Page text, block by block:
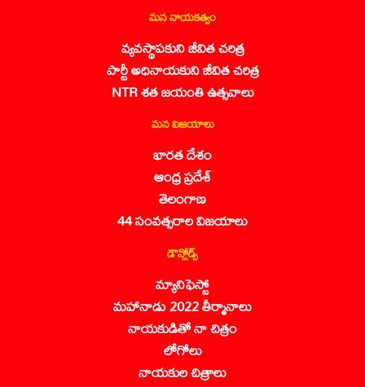
మన నాయకత్వం
వ్యవస్థాపకుని జీవిత చరిత్ర
పార్టీ అధినాయకుని జీవిత చరిత్ర
NTR శత జయంతి ఉత్సవాలు
మన విజయాలు
భారత దేశం
ఆంధ్ర ప్రదేశ్
తెలంగాణ
44 సంవత్సరాల విజయాలు
డౌన్లోడ్స్
మ్యానిఫెస్టో
మహానాడు 2022 తీర్మానాలు
నాయకుడితో నా చిత్రం
లోగోలు
నాయకుల చిత్రాలు